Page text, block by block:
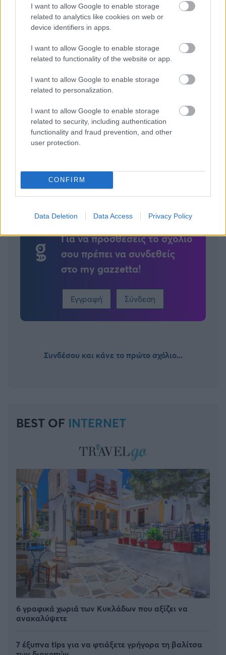
I want to allow Google to enable storage
related to analytics like cookies on web or
device identifiers in apps.
I want to allow Google to enable storage
related to functionality of the website or app.
I want to allow Google to enable storage
related to personalization.
I want to allow Google to enable storage
related to security, including authentication
functionality and fraud prevention, and other
user protection.
CONFIRM
Data Deletion Data Access Privacy Policy
ΔΙΑΒΑΣΕ ΑΚΟΜΗ:
Έφτασε και ο Μουρ για τον ΠΑΟΚ
Μπράιτον: Κωστούλας και Τζίμας φωτογραφήθηκαν σε
παραλία και έπαιξαν με παιδιά (vid)
Ντόντσιτς: Η πρώην αρραβωνιαστικιά του ζητά 50 εκατ.
δολάρια για να λυθεί εξωδικαστικά η επιμέλεια των
παιδιών τους!
Tags: EUROLEAGUE FINAL FOUR 2026
Για να προσθέσεις το σχόλιο
σου πρέπει να συνδεθείς
στο my gazzetta!
Εγγραφή Σύνδεση
Συνδέσου και κάνε το πρώτο σχόλιο...
BEST OF INTERNET
6 γραφικά χωριά των Κυκλάδων που αξίζει να
ανακαλύψετε
7 έξυπνα tips για να φτιάξετε γρήγορα τη βαλίτσα